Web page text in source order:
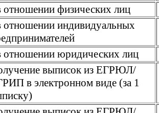
отношении физических лиц
отношении индивидуальных
отношении юридических лиц
выписок из ЕГРЮЛ/
в электронном виде (за 1